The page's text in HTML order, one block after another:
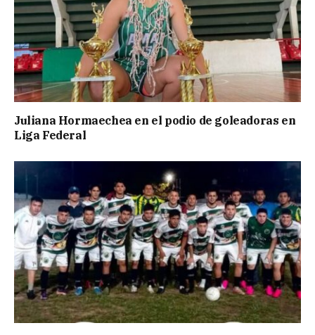
Juliana Hormaechea en el podio de goleadoras en
Liga Federal